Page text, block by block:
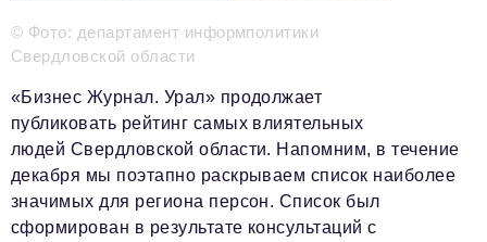
Отдел распространения/редакционная подписка
podpiska@business-magazine.online
Отдел по работе с партнерами
partner@business-magazine.online
© Фото: департамент информполитики
Свердловской области
«Бизнес Журнал. Урал» продолжает
публиковать рейтинг самых влиятельных
людей Свердловской области. Напомним, в течение
декабря мы поэтапно раскрываем список наиболее
значимых для региона персон. Список был
сформирован в результате консультаций с